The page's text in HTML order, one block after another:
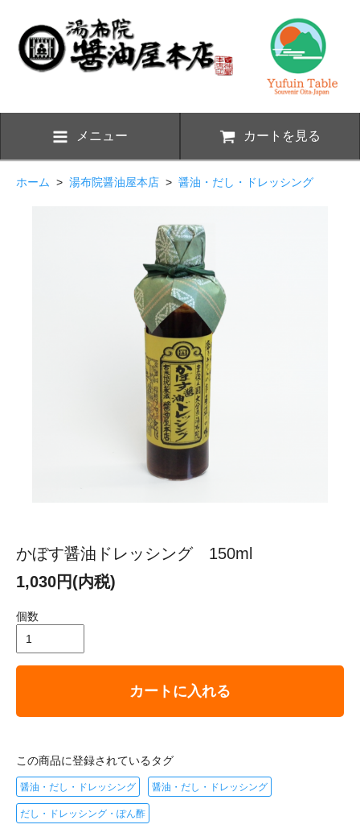
メニュー カートを見る
ホーム > 湯布院醤油屋本店 > 醤油・だし・ドレッシング
かぼす醤油ドレッシング 150ml
1,030円(内税)
個数
カートに入れる
この商品に登録されているタグ
醤油・だし・ドレッシング 醤油・だし・ドレッシング
だし・ドレッシング・ぽん酢